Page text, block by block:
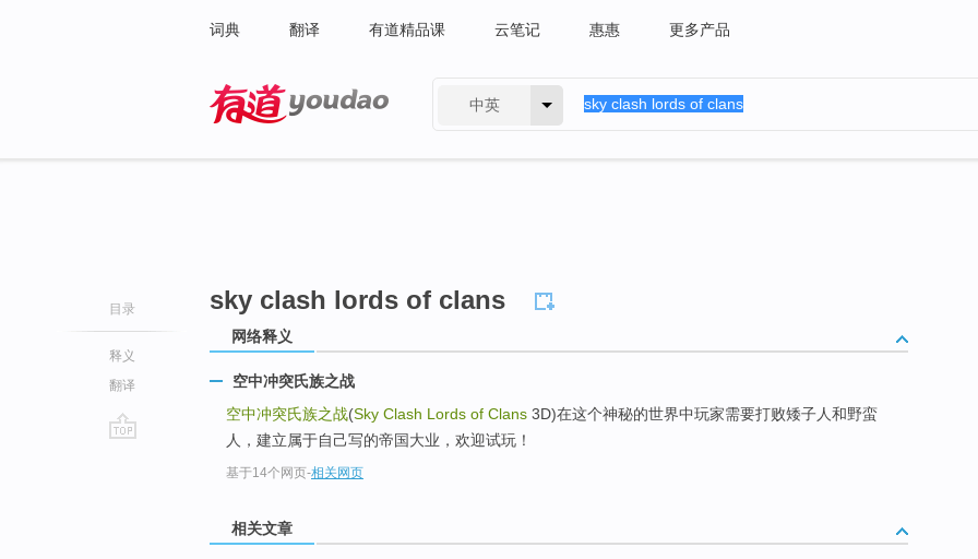
词典 翻译 有道精品课 云笔记 惠惠 更多产品
中英
目录
释义
翻译
sky clash lords of clans
网络释义
空中冲突氏族之战
空中冲突氏族之战(Sky Clash Lords of Clans 3D)在这个神秘的世界中玩家需要打败矮子人和野蛮
人，建立属于自己写的帝国大业，欢迎试玩！
基于14个网页-相关网页
相关文章